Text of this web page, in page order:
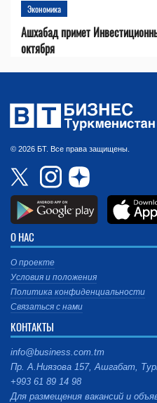
Экономика
Ашхабад примет
октября
© 2026 БТ. Все права защищены.
О НАС
О проекте
Условия и положения
Политика конфиденциальности
Связаться с нами
КОНТАКТЫ
info@business.com.tm
Пр. А.Ниязова 157, Ашгабат,
+993 61 89 14 98
Для размещения вакансий и